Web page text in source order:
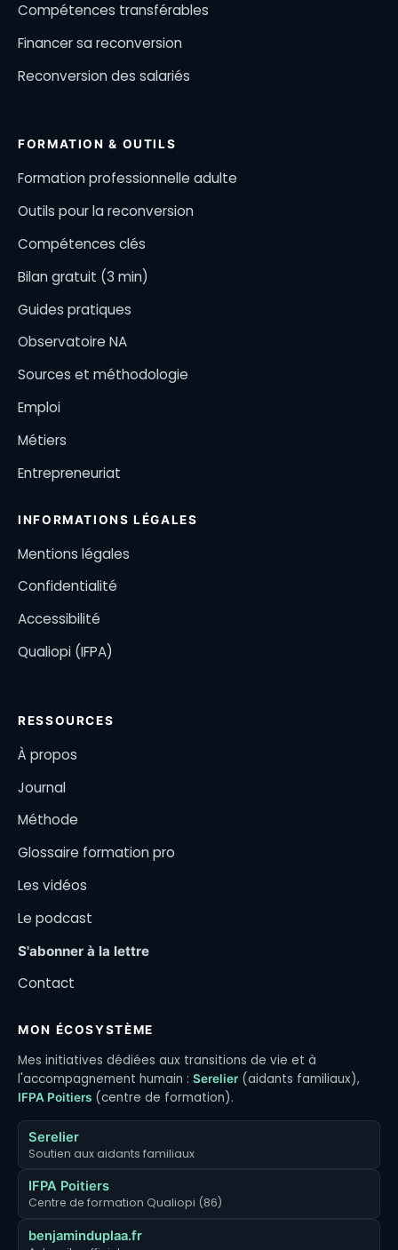
Compétences transférables
Financer sa reconversion
Reconversion des salariés
FORMATION & OUTILS
Formation professionnelle adulte
Outils pour la reconversion
Compétences clés
Bilan gratuit (3 min)
Guides pratiques
Observatoire NA
Sources et méthodologie
Emploi
Métiers
Entrepreneuriat
INFORMATIONS LÉGALES
Mentions légales
Confidentialité
Accessibilité
Qualiopi (IFPA)
RESSOURCES
À propos
Journal
Méthode
Glossaire formation pro
Les vidéos
Le podcast
S'abonner à la lettre
Contact
MON ÉCOSYSTÈME
Mes initiatives dédiées aux transitions de vie et à
l'accompagnement humain : Serelier (aidants familiaux),
IFPA Poitiers (centre de formation).
Serelier
Soutien aux aidants familiaux
IFPA Poitiers
Centre de formation Qualiopi (86)
benjaminduplaa.fr